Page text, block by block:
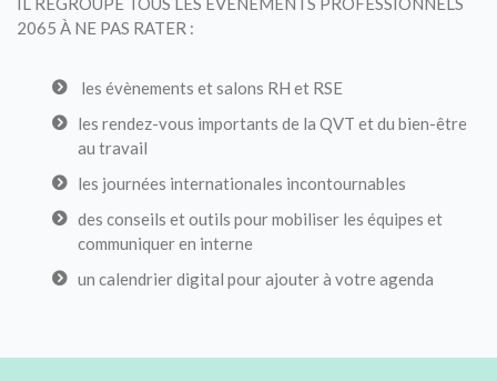
2065 À NE PAS RATER :
les évènements et salons RH et RSE
les rendez-vous importants de la QVT et du bien-être
au travail
les journées internationales incontournables
des conseils et outils pour mobiliser les équipes et
communiquer en interne
un calendrier digital pour ajouter à votre agenda